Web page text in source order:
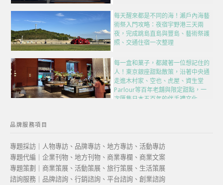
每天醒來都是不同的海！瀨戶內海藝
術祭入門攻略：夜宿宇野港三天兩
夜，完成跳島直島與豐島、藝術祭護
照、交通住宿一次整理
每一盒和菓子，都藏著一位想記住的
人！東京銀座甜點散策，沿著中央通
走進木村家、空也、虎屋、資生堂
Parlour等百年老舖與限定甜點，一
次匯集日本五百年的伴手禮文化
品牌服務項目
專題採訪｜人物專訪、品牌專訪、地方專訪、活動專訪
專題代編｜企業刊物、地方刊物、商業專欄、商業文案
專題策劃｜商業策展、活動策展、旅行策展、生活策展
諮詢服務｜品牌諮詢、行銷諮詢、平台諮詢、創業諮詢